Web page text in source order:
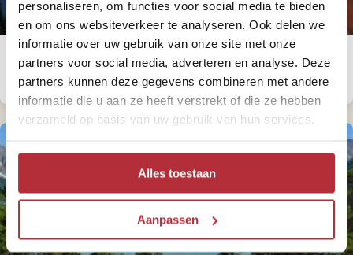
personaliseren, om functies voor social media te bieden
en om ons websiteverkeer te analyseren. Ook delen we
informatie over uw gebruik van onze site met onze
partners voor social media, adverteren en analyse. Deze
partners kunnen deze gegevens combineren met andere
informatie die u aan ze heeft verstrekt of die ze hebben
verzameld op basis van uw gebruik van hun services.
Alles toestaan
Aanpassen
5 x de mooiste nationale parken van
Canada